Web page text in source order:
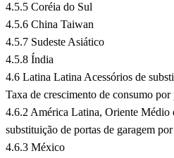
4.5.5 Coréia do Sul
4.5.6 China Taiwan
4.5.7 Sudeste Asiático
4.5.8 Índia
4.6 Latina Latina Acessórios de
Taxa de crescimento de consumo
4.6.2 América Latina, Oriente Médio
substituição de portas de garagem
4.6.3 México